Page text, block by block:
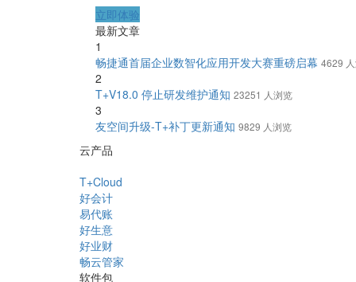
立即体验
最新文章
1
畅捷通首届企业数智化应用开发大赛重磅启幕 4629
2
T+V18.0 停止研发维护通知 23251 人浏览
3
友空间升级-T+补丁更新通知 9829 人浏览
云产品
T+Cloud
好会计
易代账
好生意
好业财
畅云管家
软件包